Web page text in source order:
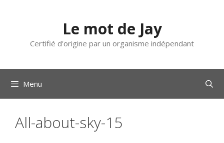
Le mot de Jay
Certifié d'origine par un organisme indépendant
Menu
All-about-sky-15